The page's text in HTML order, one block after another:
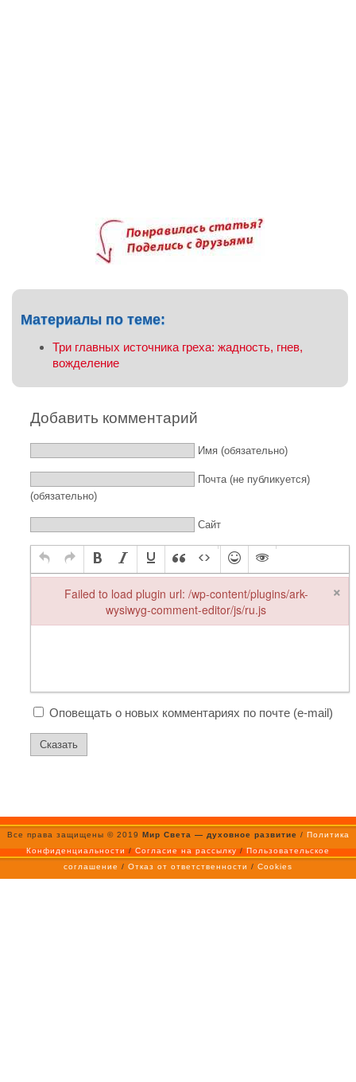
Материалы по теме:
Три главных источника греха: жадность, гнев,
вожделение
Добавить комментарий
Имя (обязательно)
Почта (не публикуется)
(обязательно)
Сайт
Оповещать о новых комментариях по почте (e-mail)
Все права защищены © 2019 Мир Света — духовное развитие / Политика
Конфиденциальности/Согласие на рассылку/Пользовательское
соглашение / Отказ от ответственности / Cookies
Failed to load plugin url: /wp-content/plugins/ark-
wysiwyg-comment-editor/js/ru.js
×
Failed to load plugin url: /wp-content/plugins/ark-wysiwyg-